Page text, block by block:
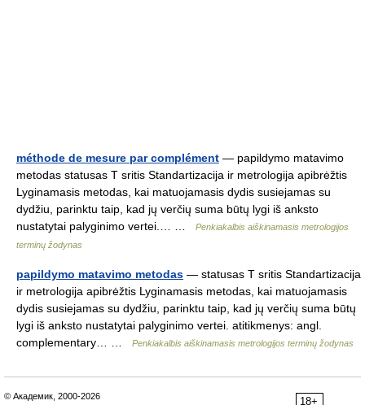
méthode de mesure par complément — papildymo matavimo
metodas statusas T sritis Standartizacija ir metrologija apibrėžtis
Lyginamasis metodas, kai matuojamasis dydis susiejamas su
dydžiu, parinktu taip, kad jų verčių suma būtų lygi iš anksto
nustatytai palyginimo vertei.… …
Penkiakalbis aiškinamasis metrologijos
terminų žodynas
papildymo matavimo metodas — statusas T sritis Standartizacija
ir metrologija apibrėžtis Lyginamasis metodas, kai matuojamasis
dydis susiejamas su dydžiu, parinktu taip, kad jų verčių suma būtų
lygi iš anksto nustatytai palyginimo vertei. atitikmenys: angl.
complementary… …
Penkiakalbis aiškinamasis metrologijos terminų žodynas
18+
© Академик, 2000-2026